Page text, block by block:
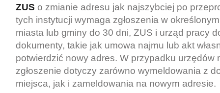
ZUS o zmianie adresu jak najszybciej po
tych instytucji wymaga zgłoszenia w
miasta lub gminy do 30 dni, ZUS i urząd pracy
dokumenty, takie jak umowa najmu lub akt
potwierdzić nowy adres. W przypadku urzędów
zgłoszenie dotyczy zarówno wymeldowania z
miejsca, jak i zameldowania na nowym adresie.